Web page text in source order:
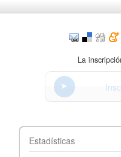
La
Estadísticas